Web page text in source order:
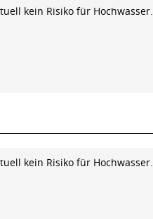
kein Risiko für Hochwasser.
kein Risiko für Hochwasser.